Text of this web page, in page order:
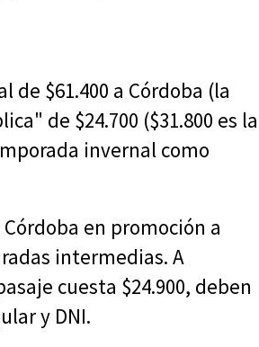
$61.400 a Córdoba (la
de $24.700 ($31.800 es la
invernal como
en promoción a
intermedias. A
cuesta $24.900, deben
y DNI.